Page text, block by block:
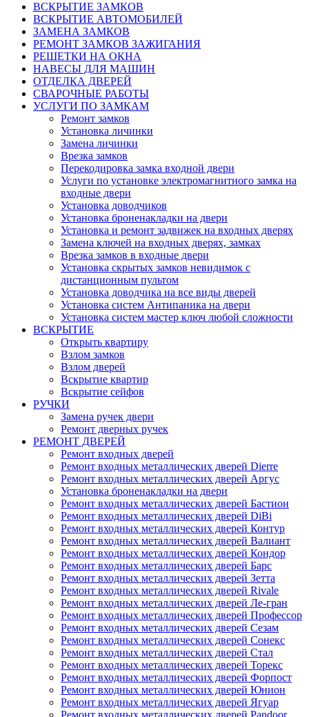
ВСКРЫТИЕ ЗАМКОВ
ВСКРЫТИЕ АВТОМОБИЛЕЙ
ЗАМЕНА ЗАМКОВ
РЕМОНТ ЗАМКОВ ЗАЖИГАНИЯ
РЕШЕТКИ НА ОКНА
НАВЕСЫ ДЛЯ МАШИН
ОТДЕЛКА ДВЕРЕЙ
СВАРОЧНЫЕ РАБОТЫ
УСЛУГИ ПО ЗАМКАМ
Ремонт замков
Установка личинки
Замена личинки
Врезка замков
Перекодировка замка входной двери
Услуги по установке электромагнитного замка на
входные двери
Установка доводчиков
Установка броненакладки на двери
Установка и ремонт задвижек на входных дверях
Замена ключей на входных дверях, замках
Врезка замков в входные двери
Установка скрытых замков невидимок с
дистанционным пультом
Установка доводчика на все виды дверей
Установка систем Антипаника на двери
Установка систем мастер ключ любой сложности
ВСКРЫТИЕ
Открыть квартиру
Взлом замков
Взлом дверей
Вскрытие квартир
Вскрытие сейфов
РУЧКИ
Замена ручек двери
Ремонт дверных ручек
РЕМОНТ ДВЕРЕЙ
Ремонт входных дверей
Ремонт входных металлических дверей Dierre
Ремонт входных металлических дверей Аргус
Установка броненакладки на двери
Ремонт входных металлических дверей Бастион
Ремонт входных металлических дверей DiBi
Ремонт входных металлических дверей Контур
Ремонт входных металлических дверей Валиант
Ремонт входных металлических дверей Кондор
Ремонт входных металлических дверей Барс
Ремонт входных металлических дверей Зетта
Ремонт входных металлических дверей Rivale
Ремонт входных металлических дверей Ле-гран
Ремонт входных металлических дверей Профессор
Ремонт входных металлических дверей Сезам
Ремонт входных металлических дверей Сонекс
Ремонт входных металлических дверей Стал
Ремонт входных металлических дверей Торекс
Ремонт входных металлических дверей Форпост
Ремонт входных металлических дверей Юнион
Ремонт входных металлических дверей Ягуар
Ремонт входных металлических дверей Pandoor